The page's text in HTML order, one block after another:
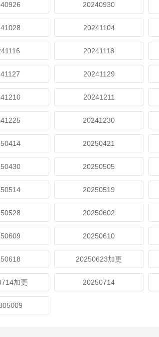
20240930
20241104
20241118
20241129
20241211
20241230
20250421
20250505
20250519
20250602
20250610
20250623加更
加更 20250714